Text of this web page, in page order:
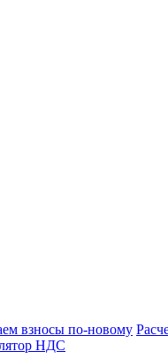
взносы по-новому
НДС